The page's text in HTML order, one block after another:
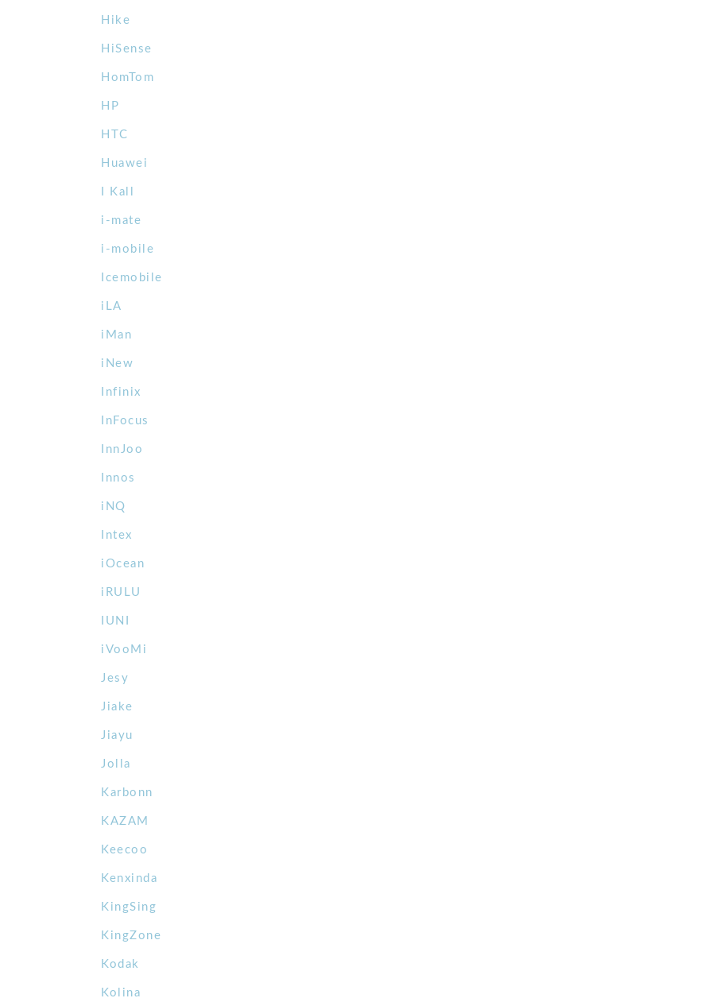
Hike
HiSense
HomTom
HP
HTC
Huawei
I Kall
i-mate
i-mobile
Icemobile
iLA
iMan
iNew
Infinix
InFocus
InnJoo
Innos
iNQ
Intex
iOcean
iRULU
IUNI
iVooMi
Jesy
Jiake
Jiayu
Jolla
Karbonn
KAZAM
Keecoo
Kenxinda
KingSing
KingZone
Kodak
Kolina